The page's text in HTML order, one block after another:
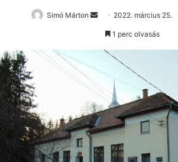
Simó Márton
Send 2022. március 25.
1 perc olvasás